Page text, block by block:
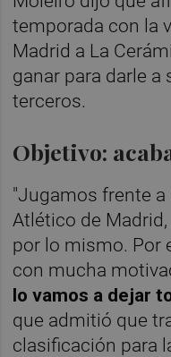
temporada con la
Madrid a La
ganar para darle a
terceros.
Objetivo:
"Jugamos frente a
Atlético de
por lo mismo. Por
con mucha
lo vamos a dejar
que admitió que
clasificación para